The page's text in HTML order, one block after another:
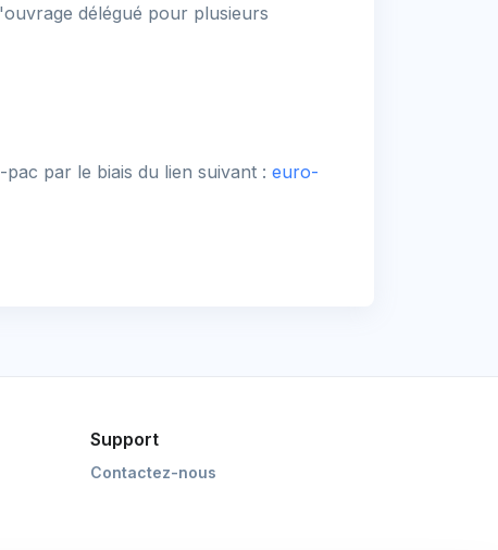
délégué pour plusieurs
pac par le biais du lien suivant : euro-
Support
Contactez-nous